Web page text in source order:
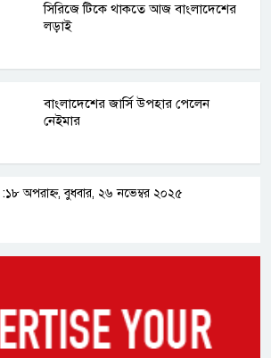
সিরিজে টিকে থাকতে আজ বাংলাদেশের
লড়াই
বাংলাদেশের জার্সি উপহার পেলেন
নেইমার
অপরাহ্ন, বুধবার, ২৬ নভেম্বর ২০২৫